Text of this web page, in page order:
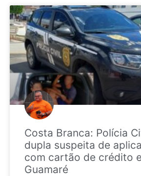
Costa Branca: Polícia
dupla suspeita de
com cartão de crédito
Guamaré